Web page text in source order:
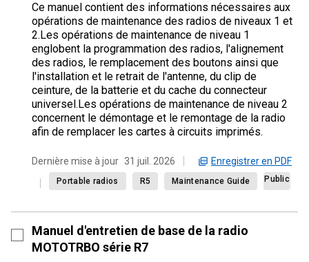
Ce manuel contient des informations nécessaires aux
opérations de maintenance des radios de niveaux 1 et
2.Les opérations de maintenance de niveau 1
englobent la programmation des radios, l'alignement
des radios, le remplacement des boutons ainsi que
l'installation et le retrait de l'antenne, du clip de
ceinture, de la batterie et du cache du connecteur
universel.Les opérations de maintenance de niveau 2
concernent le démontage et le remontage de la radio
afin de remplacer les cartes à circuits imprimés.
Dernière mise à jour 31 juil. 2026 Enregistrer en PDF
Portable radios R5 Maintenance Guide Public
Manuel d'entretien de base de la radio
MOTOTRBO série R7